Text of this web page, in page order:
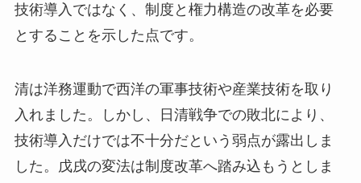
技術導入ではなく、制度と権力構造の改革を必要
とすることを示した点です。
清は洋務運動で西洋の軍事技術や産業技術を取り
入れました。しかし、日清戦争での敗北により、
技術導入だけでは不十分だという弱点が露出しま
した。戊戌の変法は制度改革へ踏み込もうとしま